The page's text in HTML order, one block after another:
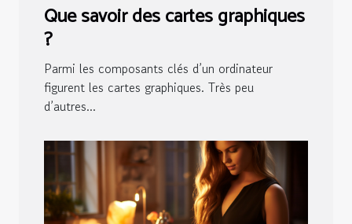
Que savoir des cartes graphiques
?
Parmi les composants clés d’un ordinateur
figurent les cartes graphiques. Très peu
d’autres...